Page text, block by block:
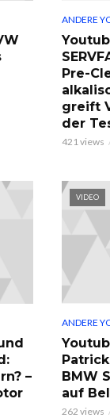
ANDERE
Pre-
greift
der
421 views
–
VIDEO
ANDERE
BMW
auf
262 views